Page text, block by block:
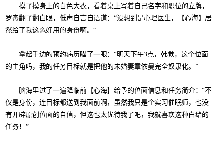
摸了摸身上的白色大衣，看着桌上写着自己名字和职位的立牌，
罗杰翻了翻白眼，低声自言自语道：“没想到是心理医生，【心海】居
然给了我这么好用的身份啊。”
拿起手边的预约病历瞄了一眼：“明天下午3点，韩觉，这个位面
的主角吗，我的任务目标就是把他的未婚妻章依曼完全奴隶化。”
脑海里过了一遍降临前【心海】给予的位面信息和任务简介：“不
仅是身份，连目标都送到我面前啊，虽然我只是个实习催眠师，也没
有开辟原创位面的自信，但这也太优待我了吧，我就喜欢这种白给的
任务！”